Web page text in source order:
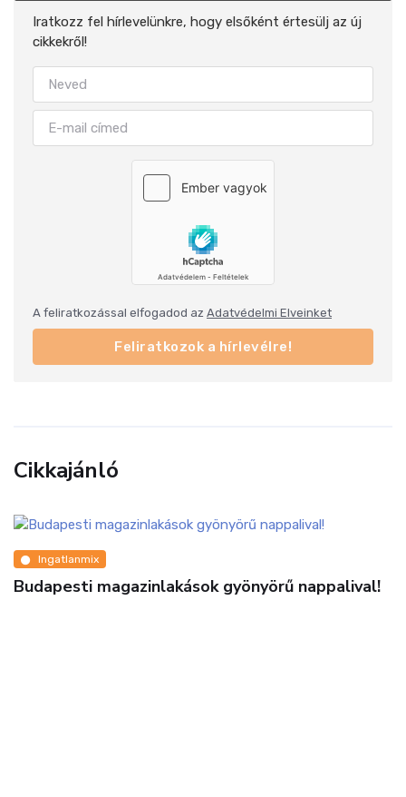
Iratkozz fel hírlevelünkre, hogy elsőként értesülj az új
cikkekről!
A feliratkozással elfogadod az Adatvédelmi Elveinket
Feliratkozok a hírlevélre!
Cikkajánló